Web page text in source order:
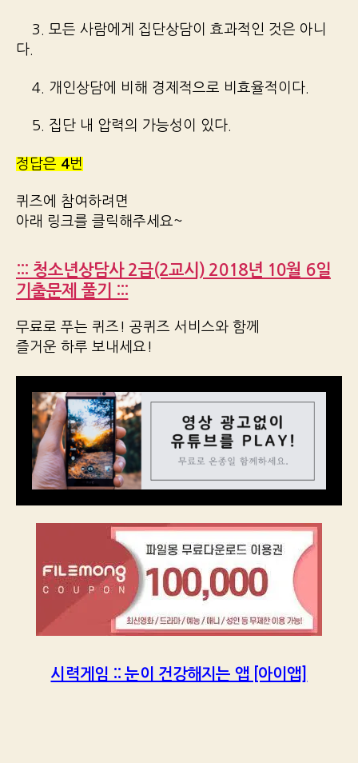
3. 모든 사람에게 집단상담이 효과적인 것은 아니
다.
4. 개인상담에 비해 경제적으로 비효율적이다.
5. 집단 내 압력의 가능성이 있다.
정답은 4번
퀴즈에 참여하려면
아래 링크를 클릭해주세요~
::: 청소년상담사 2급(2교시) 2018년 10월 6일
기출문제 풀기 :::
무료로 푸는 퀴즈! 공퀴즈 서비스와 함께
즐거운 하루 보내세요!
시력게임 :: 눈이 건강해지는 앱 [아이앱]